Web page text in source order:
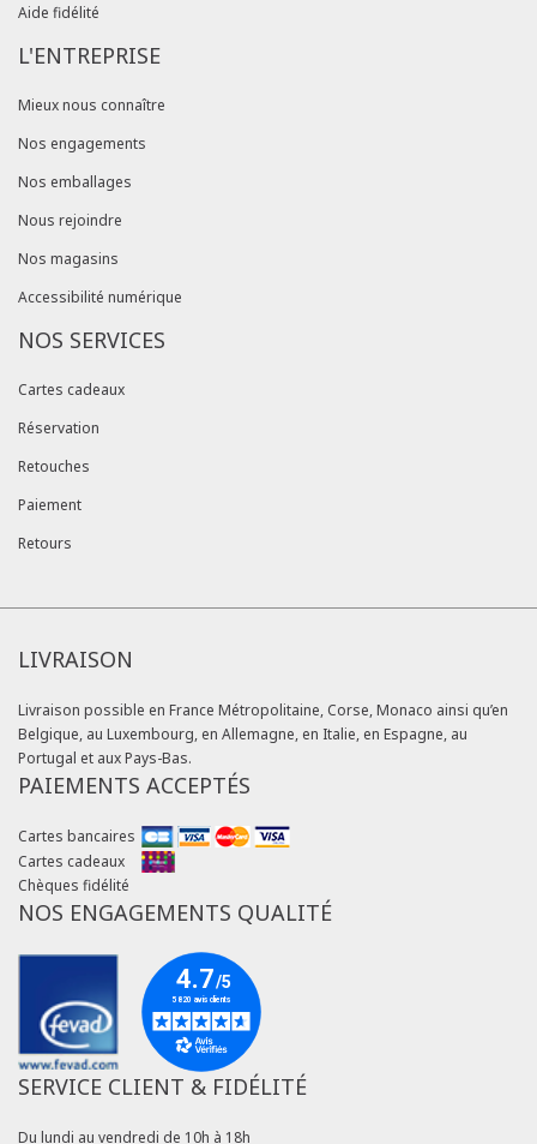
Aide fidélité
L'ENTREPRISE
Mieux nous connaître
Nos engagements
Nos emballages
Nous rejoindre
Nos magasins
Accessibilité numérique
NOS SERVICES
Cartes cadeaux
Réservation
Retouches
Paiement
Retours
LIVRAISON
Livraison possible en France Métropolitaine, Corse, Monaco ainsi qu’en
Belgique, au Luxembourg, en Allemagne, en Italie, en Espagne, au
Portugal et aux Pays-Bas.
PAIEMENTS ACCEPTÉS
Cartes bancaires
Cartes cadeaux
Chèques fidélité
NOS ENGAGEMENTS QUALITÉ
SERVICE CLIENT & FIDÉLITÉ
Du lundi au vendredi de 10h à 18h